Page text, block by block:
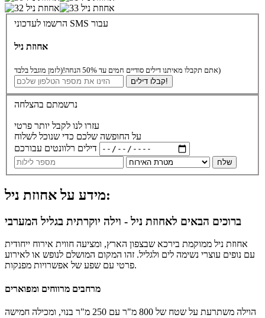
הרשמו לעדכוני SMS עבור
אחוזת ניל
אתם תקבלו מאיתנו דילים סודיים חמים עד 50% הנחה!(לזמן מוגבל בלבד)
קבלו דילים!
נרשמתם בהצלחה
עזרו לנו לקבל יותר פרטי
על החופשה שלכם כדי שנוכל לשלוח
שלח
מידע על אחוזת ניל:
ברוכים הבאים לאחוזת ניל - וילה יוקרתית בגליל המערבי
אחוזת ניל ממוקמת בירכא שבצפון הארץ, ומציעה חווית אירוח ייחודית
עם נופים עוצרי נשימה לים ולגליל. זהו המקום המושלם לנופש או לאירוע
פרטי עם שפע של אפשרויות מפנקות.
מרחבים מרווחים ומפוארים
הוילה משתרעת על שטח של 800 מ"ר עם 250 מ"ר בנוי, ומכילה חמישה